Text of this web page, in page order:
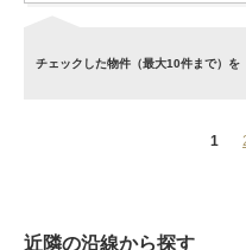
チェックした物件（最大10件まで）を
1
近隣の沿線から探す